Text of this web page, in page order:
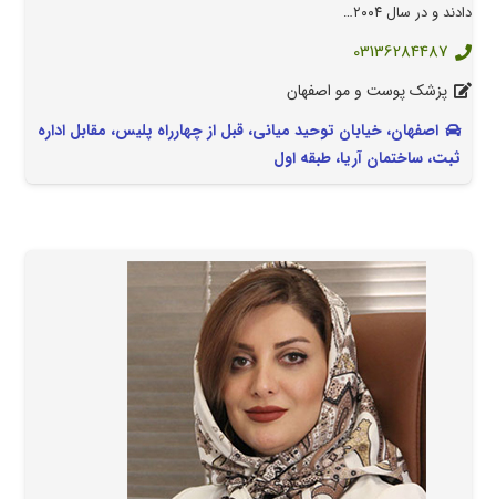
دادند و در سال ۲۰۰۴…
03136284487
پزشک پوست و مو اصفهان
اصفهان، خیابان توحید میانی، قبل از چهارراه پلیس، مقابل اداره
ثبت، ساختمان آریا، طبقه اول